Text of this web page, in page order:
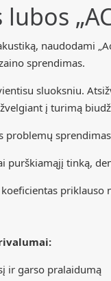
naudodami
sprendimas.
sluoksniu.
į turimą
tinką,
priklauso
garso pralaidumą